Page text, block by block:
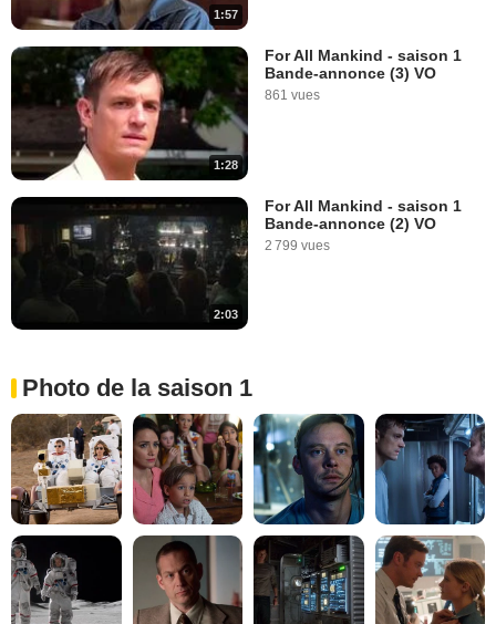
1:57
1:28
For All Mankind - saison 1
Bande-annonce (3) VO
861 vues
2:03
For All Mankind - saison 1
Bande-annonce (2) VO
2 799 vues
Photo de la saison 1